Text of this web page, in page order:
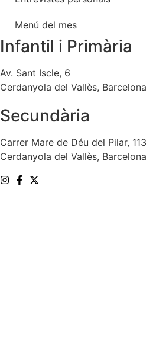
Menú del mes
Infantil i Primària
Av. Sant Iscle, 6
Cerdanyola del Vallès, Barcelona
Secundària
Carrer Mare de Déu del Pilar, 113
Cerdanyola del Vallès, Barcelona